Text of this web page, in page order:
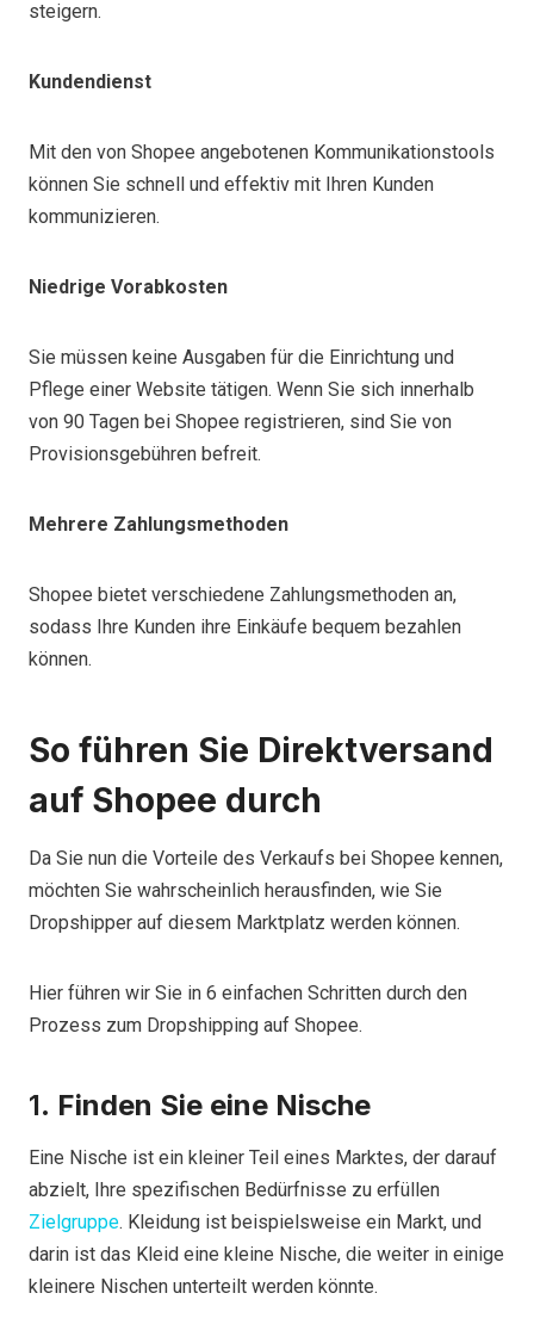
steigern.
Kundendienst
Mit den von Shopee angebotenen Kommunikationstools
können Sie schnell und effektiv mit Ihren Kunden
kommunizieren.
Niedrige Vorabkosten
Sie müssen keine Ausgaben für die Einrichtung und
Pflege einer Website tätigen. Wenn Sie sich innerhalb
von 90 Tagen bei Shopee registrieren, sind Sie von
Provisionsgebühren befreit.
Mehrere Zahlungsmethoden
Shopee bietet verschiedene Zahlungsmethoden an,
sodass Ihre Kunden ihre Einkäufe bequem bezahlen
können.
So führen Sie Direktversand
auf Shopee durch
Da Sie nun die Vorteile des Verkaufs bei Shopee kennen,
möchten Sie wahrscheinlich herausfinden, wie Sie
Dropshipper auf diesem Marktplatz werden können.
Hier führen wir Sie in 6 einfachen Schritten durch den
Prozess zum Dropshipping auf Shopee.
1. Finden Sie eine Nische
Eine Nische ist ein kleiner Teil eines Marktes, der darauf
abzielt, Ihre spezifischen Bedürfnisse zu erfüllen
Zielgruppe. Kleidung ist beispielsweise ein Markt, und
darin ist das Kleid eine kleine Nische, die weiter in einige
kleinere Nischen unterteilt werden könnte.